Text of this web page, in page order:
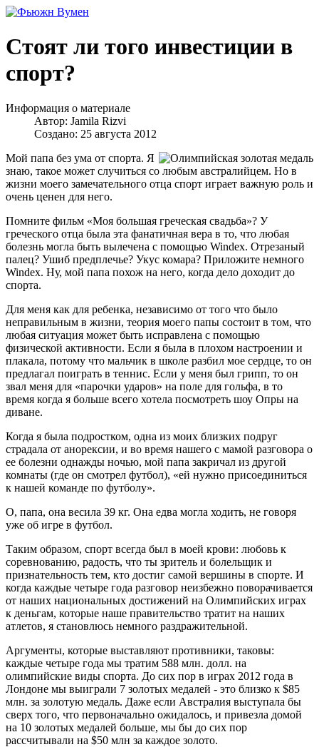
Стоят ли того инвестиции в
спорт?
Информация о материале
Автор: Jamila Rizvi
Создано: 25 августа 2012
Мой папа без ума от спорта. Я
знаю, такое может случиться со любым австралийцем. Но в
жизни моего замечательного отца спорт играет важную роль и
очень ценен для него.
Помните фильм «Моя большая греческая свадьба»? У
греческого отца была эта фанатичная вера в то, что любая
болезнь могла быть вылечена с помощью Windex. Отрезаный
палец? Ушиб предплечье? Укус комара? Приложите немного
Windex. Ну, мой папа похож на него, когда дело доходит до
спорта.
Для меня как для ребенка, независимо от того что было
неправильным в жизни, теория моего папы состоит в том, что
любая ситуация может быть исправлена с помощью
физической активности. Если я была в плохом настроении и
плакала, потому что мальчик в школе разбил мое сердце, то он
предлагал поиграть в теннис. Если у меня был грипп, то он
звал меня для «парочки ударов» на поле для гольфа, в то
время когда я больше всего хотела посмотреть шоу Опры на
диване.
Когда я была подростком, одна из моих близких подруг
страдала от анорексии, и во время нашего с мамой разговора о
ее болезни однажды ночью, мой папа закричал из другой
комнаты (где он смотрел футбол), «ей нужно присоединиться
к нашей команде по футболу».
О, папа, она весила 39 кг. Она едва могла ходить, не говоря
уже об игре в футбол.
Таким образом, спорт всегда был в моей крови: любовь к
соревнованию, радость, что ты зритель и болельщик и
признательность тем, кто достиг самой вершины в спорте. И
когда каждые четыре года разговор неизбежно поворачивается
от наших национальных достижений на Олимпийских играх
к деньгам, которые наше правительство тратит на наших
атлетов, я становлюсь немного раздражительной.
Аргументы, которые выставляют противники, таковы:
каждые четыре года мы тратим 588 млн. долл. на
олимпийские виды спорта. До сих пор в играх 2012 года в
Лондоне мы выиграли 7 золотых медалей - это близко к $85
млн. за золотую медаль. Даже если Австралия выступала бы
сверх того, что первоначально ожидалось, и привезла домой
на 10 золотых медалей больше, мы бы до сих пор
рассчитывали на $50 млн за каждое золото.